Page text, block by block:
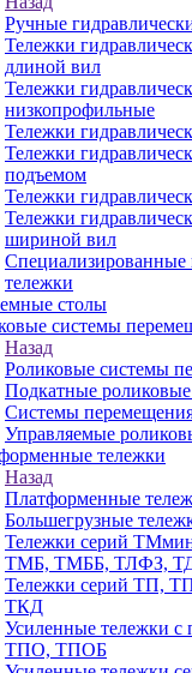
Ручные
Тележки
длиной вил
Тележки
низкопрофильные
Тележки
Тележки
подъемом
Тележки
Тележки
шириной вил
Специализированные
тележки
столы
системы
Назад
Роликовые системы
Подкатные
Системы
Управляемые
тележки
Назад
Платформенные
Большегрузные
Тележки серий
ТМБ, ТМББ, ТЛФЗ,
Тележки серий ТП,
ТКД
Усиленные тележки с
ТПО, ТПОБ